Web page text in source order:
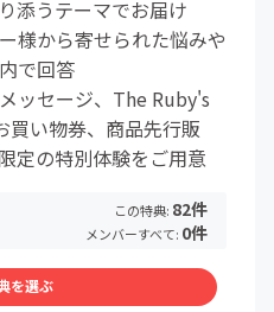
添うテーマでお届け
様から寄せられた悩みや
で回答
ッセージ、The Ruby's
い物券、商品先行販
定の特別体験をご用意
この特典: 82件
メンバーすべて: 0件
を選ぶ